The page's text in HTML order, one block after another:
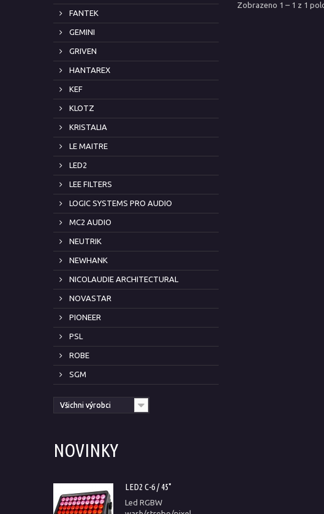
FANTEK
GEMINI
GRIVEN
HANTAREX
KEF
KLOTZ
KRISTALIA
LE MAITRE
LED2
LEE FILTERS
LOGIC SYSTEMS PRO AUDIO
MC2 AUDIO
NEUTRIK
NEWHANK
NICOLAUDIE ARCHITECTURAL
NOVASTAR
PIONEER
PSL
ROBE
SGM
Všichni výrobci
NOVINKY
LED2 C-6 / 45°
Led RGBW
Zobrazeno 1 – 1 z 1